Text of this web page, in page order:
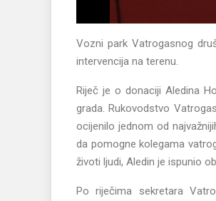
Vozni park Vatrogasnog
intervencija na terenu.
Riječ je o donaciji Aledina
grada. Rukovodstvo
ocijenilo jednom od
da pomogne kolegama
životi ljudi, Aledin je ispunio
Po riječima sekretara